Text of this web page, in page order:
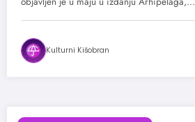
Kulturni Kišobran